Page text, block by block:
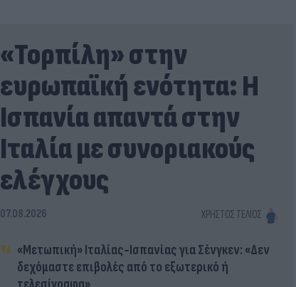
«Τορπίλη» στην
ευρωπαϊκή ενότητα: Η
Ισπανία απαντά στην
Ιταλία με συνοριακούς
ελέγχους
07.08.2026 ΧΡΉΣΤΟΣ ΤΈΛΙΟΣ
«Μετωπική» Ιταλίας-Ισπανίας για Σένγκεν: «Δεν
δεχόμαστε επιβολές από το εξωτερικό ή